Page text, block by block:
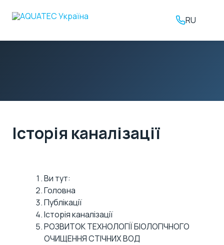
RU
Історія каналізації
Ви тут:
Головна
Публікації
Історія каналізації
РОЗВИТОК ТЕХНОЛОГІЇ БІОЛОГІЧНОГО
ОЧИЩЕННЯ СТІЧНИХ ВОД